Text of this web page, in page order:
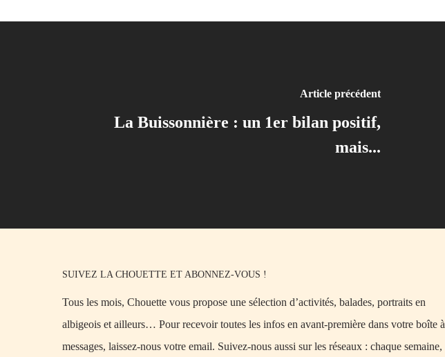
Article précédent
La Buissonnière : un 1er bilan positif,
mais...
SUIVEZ LA CHOUETTE ET ABONNEZ-VOUS !
Tous les mois, Chouette vous propose une sélection d’activités, balades, portraits en
albigeois et ailleurs… Pour recevoir toutes les infos en avant-première dans votre boîte à
messages, laissez-nous votre email. Suivez-nous aussi sur les réseaux : chaque semaine,